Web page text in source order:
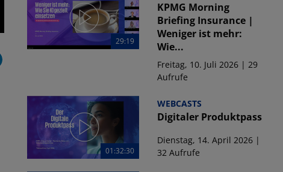
29:19
KPMG Morning
Briefing Insurance |
Weniger ist mehr:
Wie...
Freitag, 10. Juli 2026 | 29
Aufrufe
01:32:30
WEBCASTS
Digitaler Produktpass
Dienstag, 14. April 2026 |
32 Aufrufe